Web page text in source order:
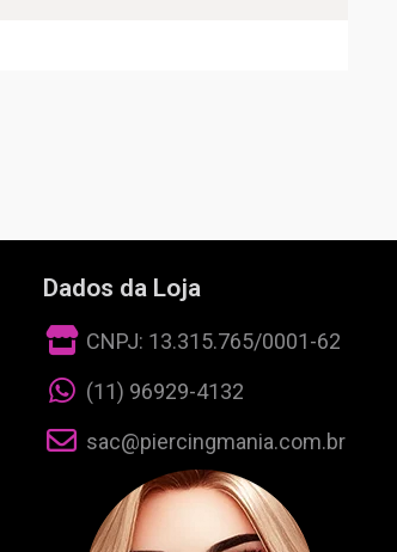
Dados da Loja
CNPJ: 13.315.765/0001-62
(11) 96929-4132
sac@piercingmania.com.br